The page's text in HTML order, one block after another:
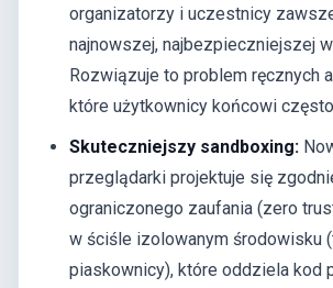
organizatorzy i uczestnicy
najnowszej, najbezpieczniejszej
Rozwiązuje to problem ręcznych
które użytkownicy końcowi
Skuteczniejszy sandboxing:
przeglądarki projektuje się
ograniczonego zaufania (zero
w ściśle izolowanym środowisku
piaskownicy), które oddziela kod